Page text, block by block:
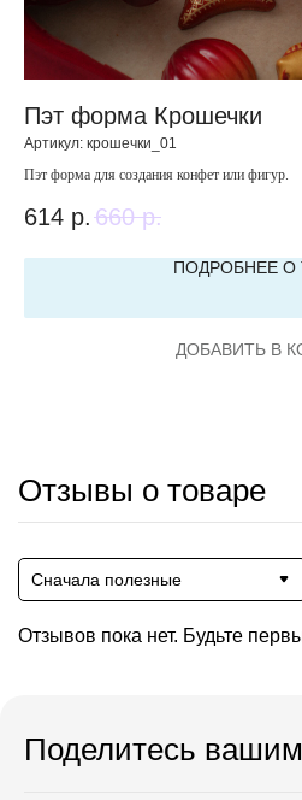
Пэт форма Крошечки
Артикул: крошечки_01
Пэт форма для создания конфет или фигур.
614 р. 660 р.
ПОДРОБНЕЕ О
ДОБАВИТЬ В
Отзывы о товаре
Сначала полезные
Отзывов пока нет. Будьте
Поделитесь